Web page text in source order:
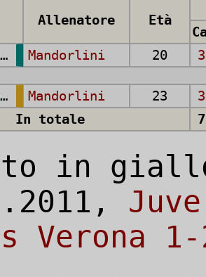
Allenatore Età
2011/12 (Serie B) Mandorlini 20
2014/15 (Serie A) Mandorlini 23
In totale
in
Verona 1-